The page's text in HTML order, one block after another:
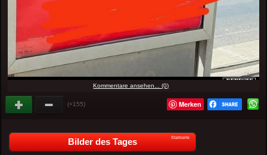
Kommentare ansehen... (0)
(+155) Merken
Bilder des Tages Startseite